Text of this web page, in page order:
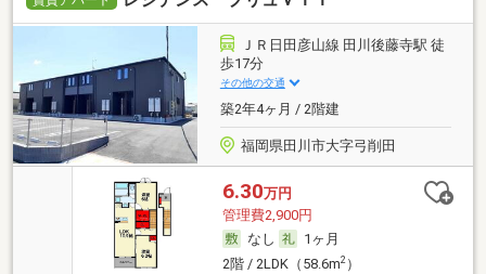
ＪＲ日田彦山線 田川後藤寺駅 徒
歩17分
その他の交通
築2年4ヶ月 / 2階建
福岡県田川市大字弓削田
6.30万円
管理費2,900円
なし
1ヶ月
2階 / 2LDK（58.6m2）